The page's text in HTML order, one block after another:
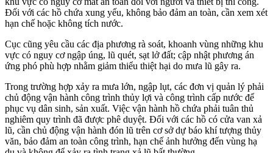
Đối với các hồ chứa xung yếu, không bảo đảm an toàn, cần xem xét
hạn chế hoặc không tích nước.
Cục cũng yêu cầu các địa phương rà soát, khoanh vùng những khu
vực có nguy cơ ngập úng, lũ quét, sạt lở đất; cập nhật phương án
ứng phó phù hợp nhằm giảm thiểu thiệt hại do mưa lũ gây ra.
Trong trường hợp xảy ra mưa lớn, ngập lụt, các đơn vị quản lý phải
chủ động vận hành công trình thủy lợi và công trình cấp nước để
phục vụ dân sinh, sản xuất. Việc vận hành hồ chứa phải tuân thủ
nghiêm quy trình đã được phê duyệt. Đối với các hồ có cửa van xả
lũ, cần chủ động vận hành đón lũ trên cơ sở dự báo khí tượng thủy
văn, bảo đảm an toàn công trình, hạn chế ảnh hưởng đến vùng hạ